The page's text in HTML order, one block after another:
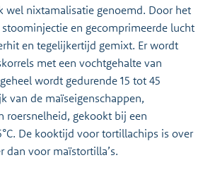
wel nixtamalisatie genoemd. Door het
en gecomprimeerde lucht
en tegelijkertijd gemixt. Er wordt
met een vochtgehalte van
wordt gedurende 15 tot 45
van de maïseigenschappen,
roersnelheid, gekookt bij een
De kooktijd voor tortillachips is over
dan voor maïstortilla’s.